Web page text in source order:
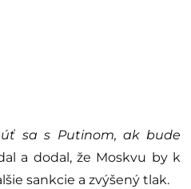
sa s Putinom, ak bude
a dodal, že Moskvu by k
sankcie a zvýšený tlak.